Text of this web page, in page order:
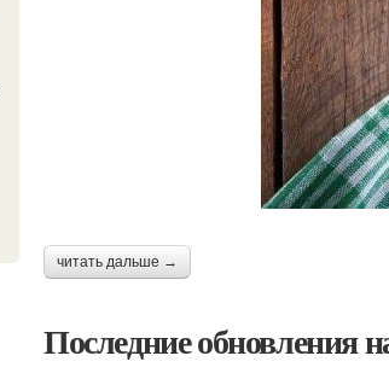
читать дальше →
Последние обновления